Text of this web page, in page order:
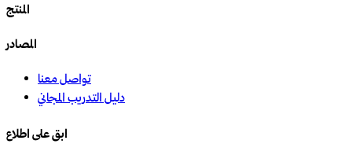
المنتج
المصادر
تواصل معنا
دليل التدريب المجاني
ابق على اطلاع